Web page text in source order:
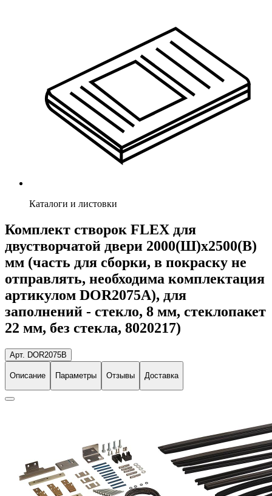
Каталоги и листовки
Комплект створок FLEX для
двустворчатой двери 2000(Ш)х2500(В)
мм (часть для сборки, в покраску не
отправлять, необходима комплектация
артикулом DOR2075A), для
заполнений - стекло, 8 мм, стеклопакет
22 мм, без стекла, 8020217)
Арт. DOR2075B
Описание Параметры Отзывы Доставка